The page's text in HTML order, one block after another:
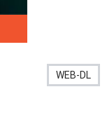
WEB-DL